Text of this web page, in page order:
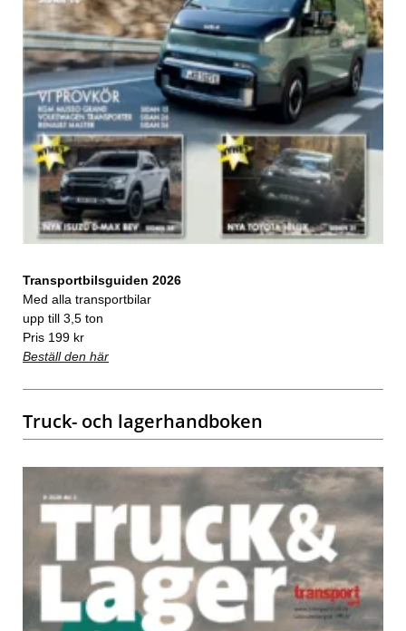
Transportbilsguiden 2026
Med alla transportbilar
upp till 3,5 ton
Pris 199 kr
Beställ den här
Truck- och lagerhandboken